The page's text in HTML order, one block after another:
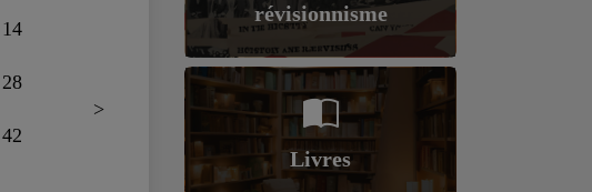
14
28
42
>
révisionnisme
Livres